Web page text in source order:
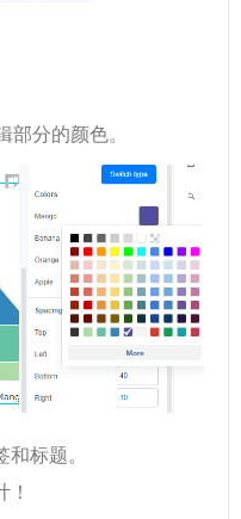
分的颜色。
标题。